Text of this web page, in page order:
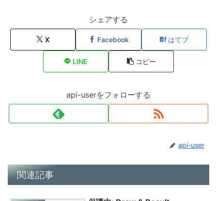
シェアする
X Facebook はてブ
LINE コピー
api-userをフォローする
api-user
関連記事